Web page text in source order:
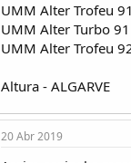
UMM Alter Trofeu 91
UMM Alter Turbo 91
UMM Alter Trofeu
Altura - ALGARVE
20 Abr 2019